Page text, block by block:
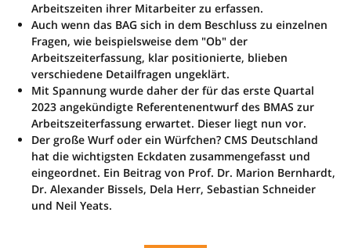
Arbeitszeiten ihrer Mitarbeiter zu erfassen.
Auch wenn das BAG sich in dem Beschluss zu einzelnen
Fragen, wie beispielsweise dem "Ob" der
Arbeitszeiterfassung, klar positionierte, blieben
verschiedene Detailfragen ungeklärt.
Mit Spannung wurde daher der für das erste Quartal
2023 angekündigte Referentenentwurf des BMAS zur
Arbeitszeiterfassung erwartet. Dieser liegt nun vor.
Der große Wurf oder ein Würfchen? CMS Deutschland
hat die wichtigsten Eckdaten zusammengefasst und
eingeordnet. Ein Beitrag von Prof. Dr. Marion Bernhardt,
Dr. Alexander Bissels, Dela Herr, Sebastian Schneider
und Neil Yeats.